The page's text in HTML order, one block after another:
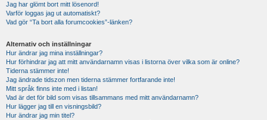
Jag har glömt bort mitt lösenord!
Varför loggas jag ut automatiskt?
Vad gör “Ta bort alla forumcookies”-länken?
Alternativ och inställningar
Hur ändrar jag mina inställningar?
Hur förhindrar jag att mitt användarnamn visas i listorna över vilka som är online?
Tiderna stämmer inte!
Jag ändrade tidszon men tiderna stämmer fortfarande inte!
Mitt språk finns inte med i listan!
Vad är det för bild som visas tillsammans med mitt användarnamn?
Hur lägger jag till en visningsbild?
Hur ändrar jag min titel?